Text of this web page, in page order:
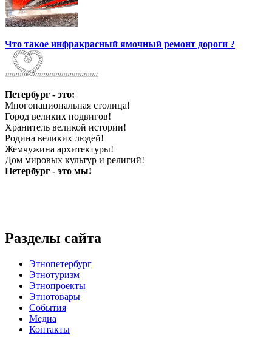
Что такое инфракрасный ямочный ремонт дороги ?
Петербург - это:
Многонациональная столица!
Город великих подвигов!
Хранитель великой истории!
Родина великих людей!
Жемчужина архитектуры!
Дом мировых культур и религий!
Петербург - это мы!
Разделы сайта
Этнопетербург
Этнотуризм
Этнопроекты
Этнотовары
События
Медиа
Контакты